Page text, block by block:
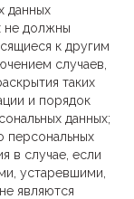
данных
не должны
к другим
случаев,
таких
и порядок
данных;
персональных
в случае, если
устаревшими,
являются